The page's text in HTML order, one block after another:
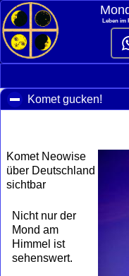
Leben im
Komet gucken!
Komet Neowise
über Deutschland
sichtbar
Nicht nur der
Mond am
Himmel ist
sehenswert.